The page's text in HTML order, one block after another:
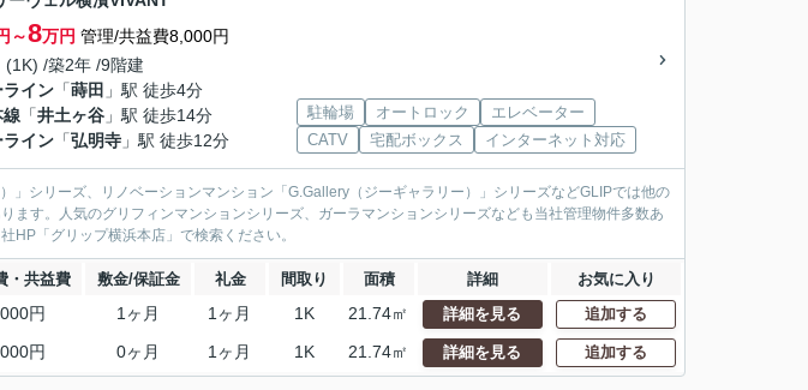
～8万円 管理/共益費8,000円
(1K) /築2年 /9階建
ライン 「蒔田 」駅 徒歩4分
線 「井土ヶ谷 」駅 徒歩14分
ライン 「弘明寺 」駅 徒歩12分
駐輪場 オートロック
エレベーター
CATV
宅配ボックス インターネット対応
」シリーズ、リノベーションマンション「G.Gallery（ジーギャラリー）」シリーズなどGLIPでは他の
ます。人気のグリフィンマンションシリーズ、ガーラマンションシリーズなども当社管理物件多数あ
HP「グリップ横浜本店」で検索ください。
・共益費 敷金/保証金 礼金 間取り 面積 詳細 お気に入り
円 1ヶ月 1ヶ月 1K 21.74㎡ 詳細を見る 追加する
円 0ヶ月 1ヶ月 1K 21.74㎡ 詳細を見る 追加する